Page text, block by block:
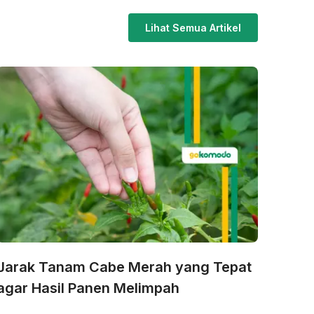
Lihat Semua Artikel
Tanam Cabe Merah yang Tepat
Hasil Panen Melimpah